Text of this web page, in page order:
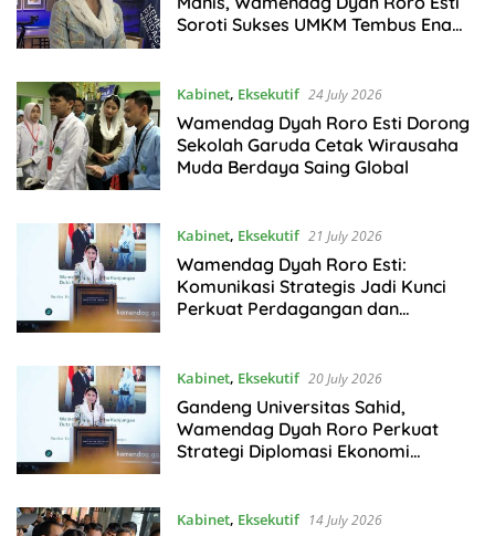
Soroti Sukses UMKM Tembus Enam
Kabinet, Eksekutif 24 July 2026
Wamendag Dyah Roro Esti Dorong
Sekolah Garuda Cetak Wirausaha
Muda Berdaya Saing Global
Kabinet, Eksekutif 21 July 2026
Wamendag Dyah Roro Esti:
Komunikasi Strategis Jadi Kunci
Perkuat Perdagangan dan
Kabinet, Eksekutif 20 July 2026
Gandeng Universitas Sahid,
Wamendag Dyah Roro Perkuat
Strategi Diplomasi Ekonomi
Kabinet, Eksekutif 14 July 2026